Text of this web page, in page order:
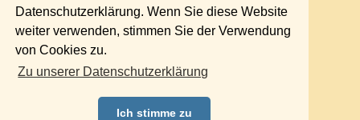
Datenschutzerklärung. Wenn Sie diese Website
weiter verwenden, stimmen Sie der Verwendung
von Cookies zu.
Zu unserer Datenschutzerklärung
Ich stimme zu
Reinickendorf
Schöneberg
Spandau
Steglitz
Tempelhof
Treptow
Umland Ost